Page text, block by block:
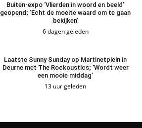
Buiten-expo ‘Vlierden in woord en beeld’
geopend; ‘Echt de moeite waard om te gaan
bekijken’
6 dagen geleden
Laatste Sunny Sunday op Martinetplein in
Deurne met The Rockoustics; ‘Wordt weer
een mooie middag’
13 uur geleden